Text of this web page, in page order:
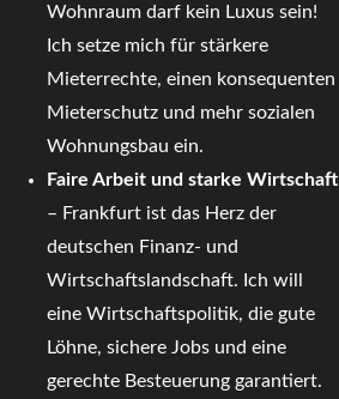
Wohnraum darf kein Luxus sein!
Ich setze mich für stärkere
Mieterrechte, einen konsequenten
Mieterschutz und mehr sozialen
Wohnungsbau ein.
Faire Arbeit und starke Wirtschaft
– Frankfurt ist das Herz der
deutschen Finanz- und
Wirtschaftslandschaft. Ich will
eine Wirtschaftspolitik, die gute
Löhne, sichere Jobs und eine
gerechte Besteuerung garantiert.